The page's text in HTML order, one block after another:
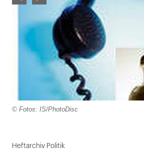
© Fotos: IS/PhotoDisc
1Heftarchiv Politik